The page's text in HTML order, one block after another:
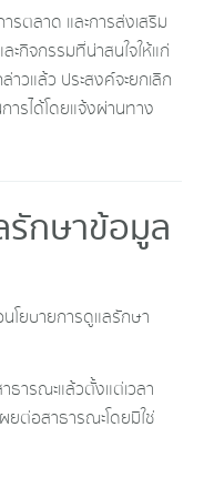
ตลาด และการส่งเสริม
กิจกรรมที่น่าสนใจให้แก่
วแล้ว ประสงค์จะยกเลิก
ารได้โดยแจ้งผ่านทาง
รักษาข้อมูล
โยบายการดูแลรักษา
ารณะแล้วตั้งแต่เวลา
ยต่อสาธารณะโดยมิใช่